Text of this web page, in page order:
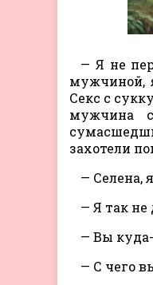
— Я не
мужчиной,
Секс с
мужчина
захотели
— Селена,
— Я так
— Вы куда-
— С чего